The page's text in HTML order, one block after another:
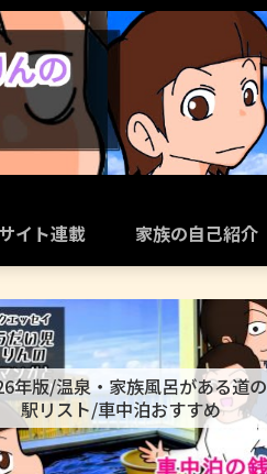
イト連載 家族の自己紹介
年版/温泉・家族風呂がある道の
駅リスト/車中泊おすすめ